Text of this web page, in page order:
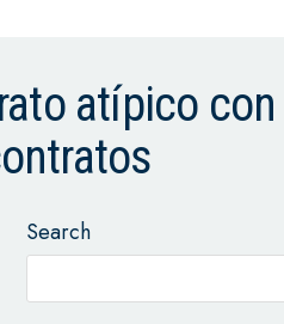
atípico con
Search